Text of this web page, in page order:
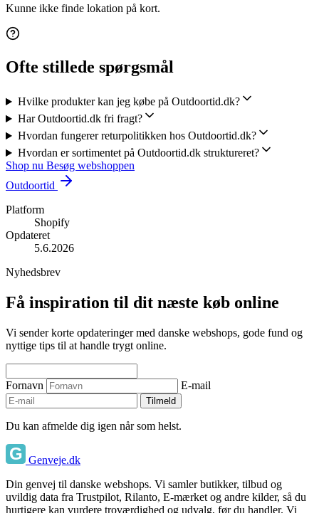
Kunne ikke finde lokation på kort.
Ofte stillede spørgsmål
Hvilke produkter kan jeg købe på Outdoortid.dk?
Har Outdoortid.dk fri fragt?
Hvordan fungerer returpolitikken hos Outdoortid.dk?
Hvordan er sortimentet på Outdoortid.dk struktureret?
Shop nu Besøg webshoppen
Outdoortid
Platform
Shopify
Opdateret
5.6.2026
Nyhedsbrev
Få inspiration til dit næste køb online
Vi sender korte opdateringer med danske webshops, gode fund og
nyttige tips til at handle trygt online.
Fornavn E-mail
Tilmeld
Du kan afmelde dig igen når som helst.
Genveje.dk
Din genvej til danske webshops. Vi samler butikker, tilbud og
uvildig data fra Trustpilot, Rilanto, E-mærket og andre kilder, så du
hurtigere kan vurdere troværdighed og udvalg, før du handler. Vi